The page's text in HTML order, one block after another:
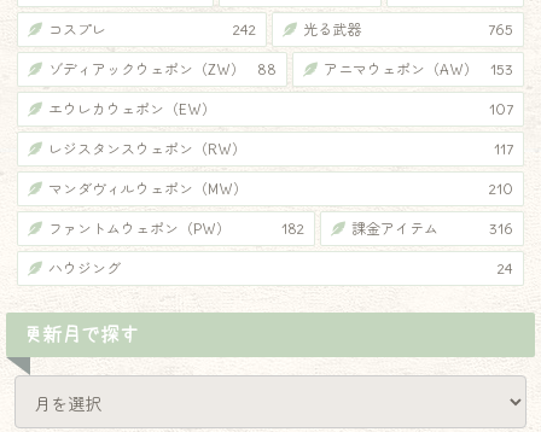
コスプレ 242 光る武器 765
ゾディアックウェポン（ZW） 88 アニマウェポン（AW） 153
エウレカウェポン（EW） 107
レジスタンスウェポン（RW） 117
マンダヴィルウェポン（MW） 210
ファントムウェポン（PW） 182 課金アイテム 316
ハウジング 24
更新月で探す